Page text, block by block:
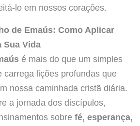
lo em nossos corações.
de Emaús: Como Aplicar
Sua Vida
é mais do que um simples
carrega lições profundas que
nossa caminhada cristã diária.
a jornada dos discípulos,
sobre fé, esperança,